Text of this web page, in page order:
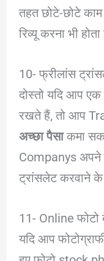
तहत छोटे-छोटे
रिव्यू करना भी
10- फ्रीलांस
दोस्तो यदि आप
रखते हैं, तो आप
अच्छा पैसाकमा
Companys अपने
ट्रांसलेट करवाने के
11- Online फोटो
यदि आप